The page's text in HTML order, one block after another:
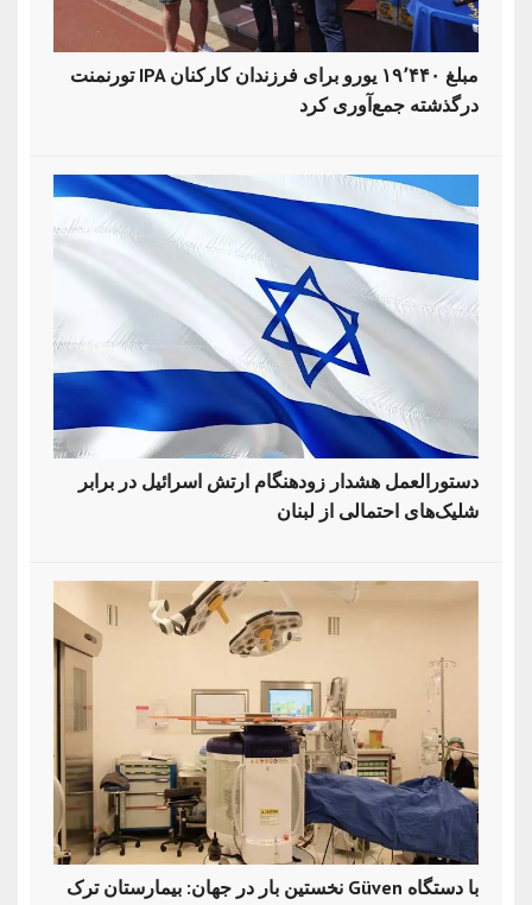
تورنمنت IPA مبلغ ۱۹٬۴۴۰ یورو برای فرزندان کارکنان
درگذشته جمع‌آوری کرد
دستورالعمل هشدار زودهنگام ارتش اسرائیل در برابر
شلیک‌های احتمالی از لبنان
نخستین بار در جهان: بیمارستان ترک Güven با دستگاه